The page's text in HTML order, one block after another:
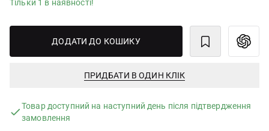
Тільки 1 в наявності!
ДОДАТИ ДО КОШИКУ
ПРИДБАТИ В ОДИН КЛІК
Товар доступний на наступний день після підтвердження
замовлення